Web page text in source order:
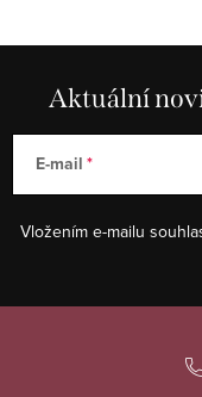
Aktuální
E-mail
Vložením e-mailu